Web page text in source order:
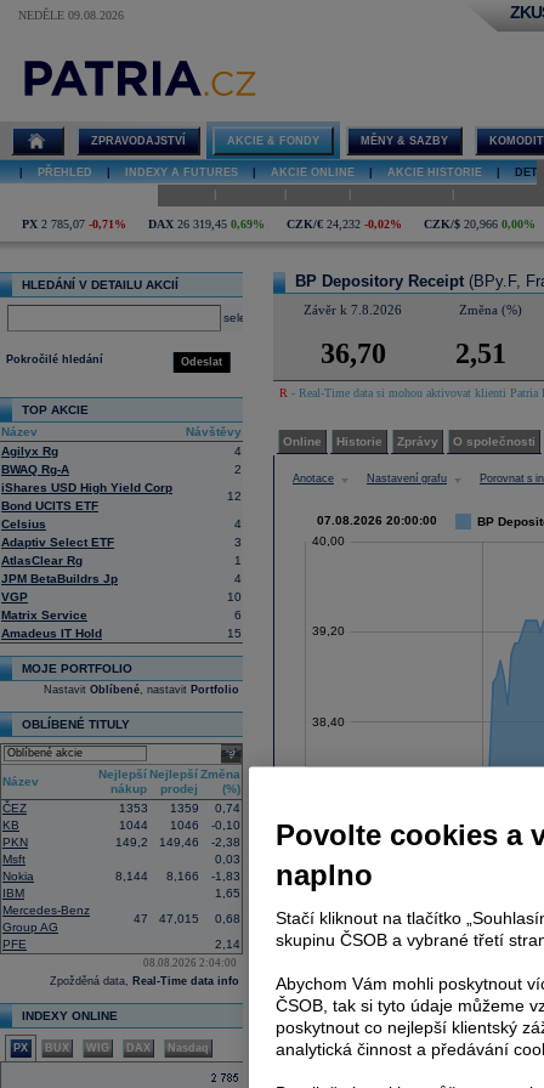
NEDĚLE 09.08.2026
BP Depository
Receipt graf
ZPRAVODAJSTVÍ AKCIE & FONDY MĚNY & SAZBY
PŘEHLED INDEXY A FUTURES AKCIE ONLINE AKCIE HISTORIE
PX 2 785,07 -0,71% DAX 26 319,45 0,69% CZK/€ 24,232 -0,02% CZK/$ 20,966 0,00%
HLEDÁNÍ V DETAILU AKCIÍ
select
Odeslat
Pokročilé hledání
TOP AKCIE
Název
Návštěvy
Agilyx Rg
4
BWAQ Rg-A
2
iShares USD High Yield Corp
Bond UCITS ETF
12
Celsius
4
Adaptiv Select ETF
3
AtlasClear Rg
1
JPM BetaBuildrs Jp
4
VGP
10
Matrix Service
6
Amadeus IT Hold
15
MOJE PORTFOLIO
Nastavit Oblíbené, nastavit Portfolio
OBLÍBENÉ TITULY
select
Název
Nejlepší
nákup
Nejlepší
prodej
Změna
(%)
ČEZ
1353 1359
0,74
KB
1044 1046
-0,10
PKN
149,2 149,46
-2,38
Msft
0,03
Nokia
8,144 8,166
-1,83
IBM
1,65
Mercedes-Benz
Group AG
47 47,015
0,68
PFE
2,14
08.08.2026 2:04:00
Zpožděná data, Real-Time data info
INDEXY ONLINE
PX BUX WIG DAX Nasdaq
BP Depository Receipt (BPy.F,
Závěr k 7.8.2026 Změna (%)
36,70 2,51
R - Real-Time data si mohou aktivovat klienti
Online Historie Zprávy O společnosti
Anotace Nastavení grafu Porovnat s
36,00
38,40
39,20
40,00
07.08.2026 20:00:00 BP
Povolte cookies a
naplno
Stačí kliknout na tlačítko
skupinu ČSOB a vybrané třetí
Abychom Vám mohli poskytnout
ČSOB, tak si tyto údaje můžeme
poskytnout co nejlepší klientský
analytická činnost a předávání